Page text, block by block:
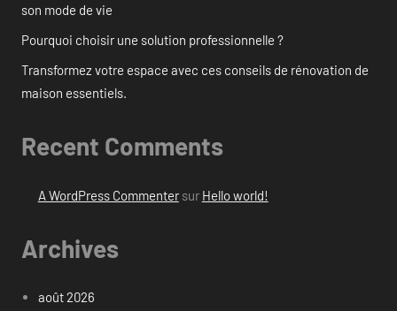
son mode de vie
Pourquoi choisir une solution professionnelle ?
Transformez votre espace avec ces conseils de rénovation de
maison essentiels.
Recent Comments
A WordPress Commentersur Hello world!
Archives
août 2026